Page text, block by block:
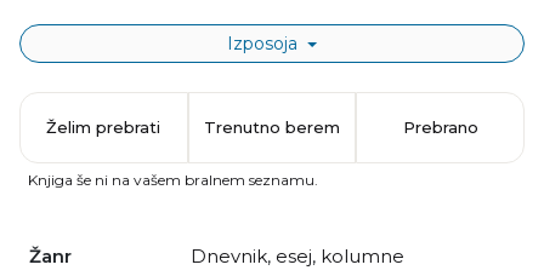
Izposoja
Žanr dnevnik, esej, kolumne
Želim prebrati Trenutno berem Prebrano
Knjiga še ni na vašem bralnem seznamu.